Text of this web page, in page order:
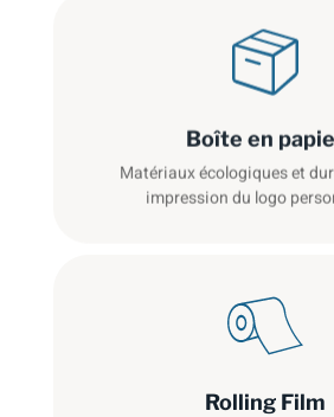
Boîte en papier
Matériaux écologiques et
impression du logo
Rolling Film